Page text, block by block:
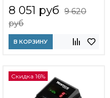
8 051 руб 9 620
руб
В КОРЗИНУ
Скидка 16%